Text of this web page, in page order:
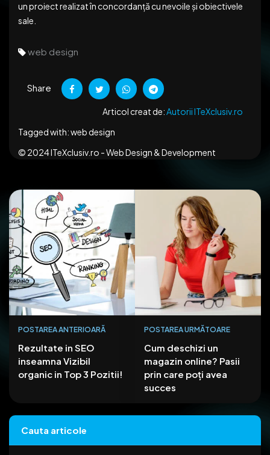
un proiect realizat în concordanță cu nevoile și obiectivele
sale.
web design
Share
Articol creat de:Autorii ITeXclusiv.ro
Tagged with:web design
© 2024ITeXclusiv.ro - Web Design & Development
POSTAREA ANTERIOARĂ
Rezultate in SEO
inseamna Vizibil
organic in Top 3 Pozitii!
POSTAREA URMĂTOARE
Cum deschizi un
magazin online? Pasii
prin care poți avea
succes
Cauta articole